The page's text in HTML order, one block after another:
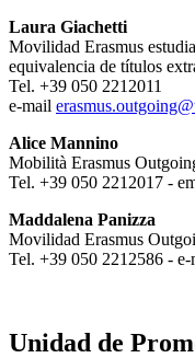
Laura Giachetti
Movilidad Erasmus
equivalencia de títulos
Tel. +39 050 2212011
e-mail
Alice Mannino
Mobilità Erasmus
Tel. +39 050 2212017 -
Maddalena Panizza
Movilidad Erasmus
Tel. +39 050 2212586 - e-
Unidad de